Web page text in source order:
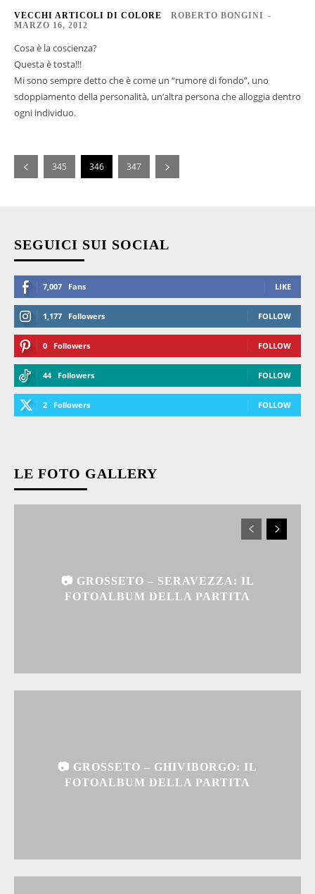
VECCHI ARTICOLI DI COLORE ROBERTO BONGINI -
MARZO 16, 2012
Cosa è la coscienza?
Questa è tosta!!!
Mi sono sempre detto che è come un “rumore di fondo”, uno
sdoppiamento della personalità, un’altra persona che alloggia dentro
ogni individuo.
345 346 347
SEGUICI SUI SOCIAL
7,007 Fans LIKE
1,177 Followers FOLLOW
0 Followers FOLLOW
44 Followers FOLLOW
2 Followers FOLLOW
LE FOTO GALLERY
📷 GROSSETO – SERAVEZZA: IL
FOTOALBUM DELLA PARTITA
📷 GROSSETO – GHIVIBORGO: IL
FOTOALBUM DELLA PARTITA